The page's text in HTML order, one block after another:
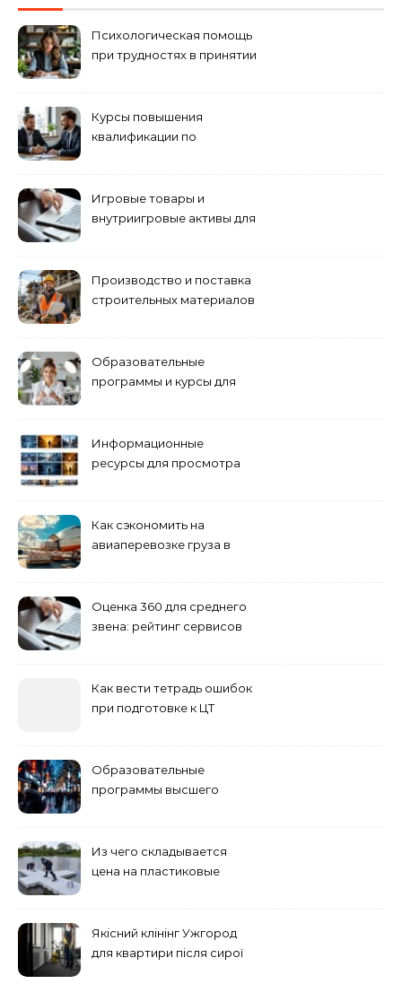
Психологическая помощь
при трудностях в принятии
Курсы повышения
квалификации по
Игровые товары и
внутриигровые активы для
приобретения
Производство и поставка
строительных материалов
Образовательные
программы и курсы для
Информационные
ресурсы для просмотра
Как сэкономить на
авиаперевозке груза в
Оценка 360 для среднего
звена: рейтинг сервисов
Как вести тетрадь ошибок
при подготовке к ЦТ
Образовательные
программы высшего
Из чего складывается
цена на пластиковые
Якісний клінінг Ужгород
для квартири після сирої